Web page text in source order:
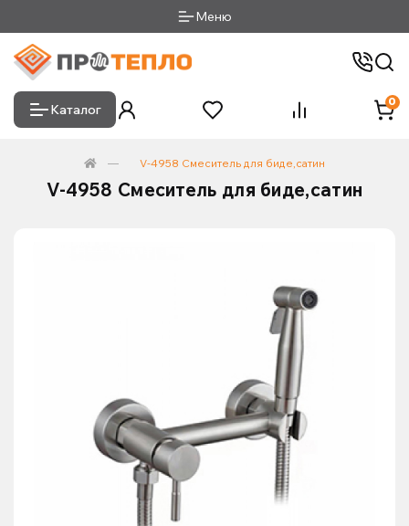
Меню
Каталог
0
V-4958 Смеситель для биде,сатин
V-4958 Смеситель для биде,сатин